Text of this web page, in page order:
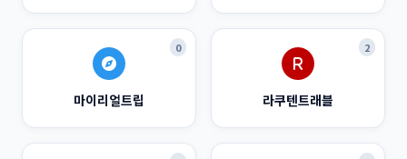
마이리얼트립
0
라쿠텐트래블
2